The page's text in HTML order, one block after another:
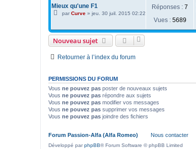
Mieux qu'une F1
par Curve » jeu. 30 juil. 2015 02:22
Réponses : 7
Vues : 5689
Nouveau sujet
Retourner à l’index du forum
PERMISSIONS DU FORUM
Vous ne pouvez pas poster de nouveaux sujets
Vous ne pouvez pas répondre aux sujets
Vous ne pouvez pas modifier vos messages
Vous ne pouvez pas supprimer vos messages
Vous ne pouvez pas joindre des fichiers
Forum Passion-Alfa (Alfa Romeo) Nous contacter
Développé parphpBB® Forum Software © phpBB Limited